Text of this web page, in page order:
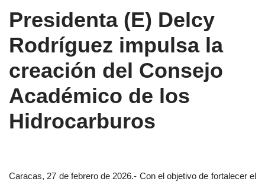
Presidenta (E) Delcy
Rodríguez impulsa la
creación del Consejo
Académico de los
Hidrocarburos
Caracas, 27 de febrero de 2026.- Con el objetivo de fortalecer el